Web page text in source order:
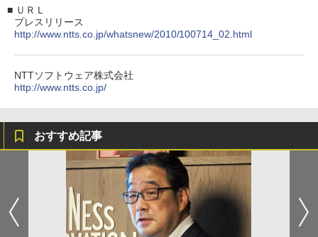
■ ＵＲＬ
プレスリリース
http://www.ntts.co.jp/whatsnew/2010/100714_02.html
NTTソフトウェア株式会社
http://www.ntts.co.jp/
おすすめ記事